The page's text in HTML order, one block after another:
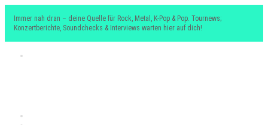
Immer nah dran – deine Quelle für Rock, Metal, K-Pop & Pop. Tournews;
Konzertberichte, Soundchecks & Interviews warten hier auf dich!